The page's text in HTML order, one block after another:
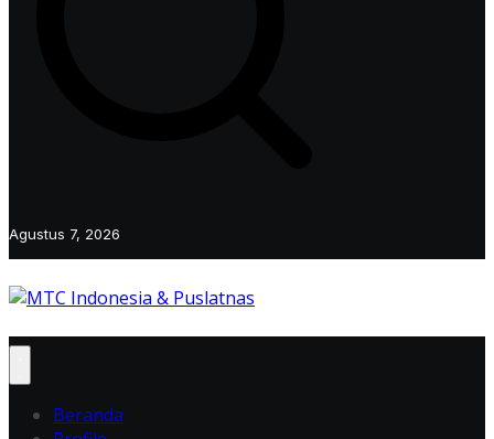
Agustus 7, 2026
Beranda